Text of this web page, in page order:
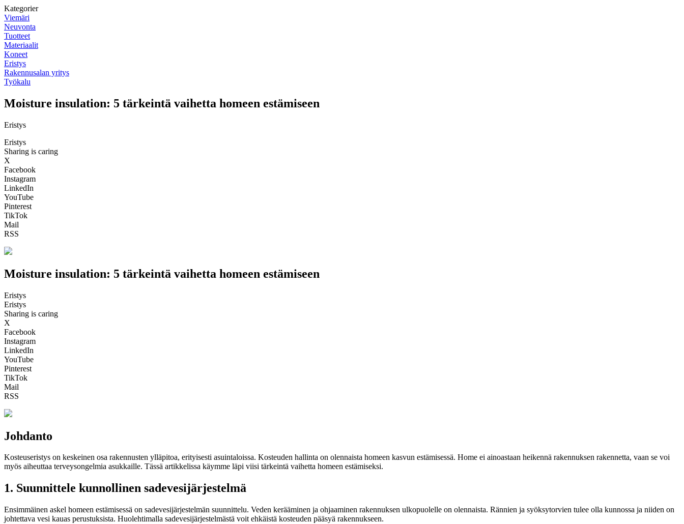
Kategorier
Viemäri
Neuvonta
Tuotteet
Materiaalit
Koneet
Eristys
Rakennusalan yritys
Työkalu
Moisture insulation: 5 tärkeintä vaihetta homeen estämiseen
Eristys
Eristys
Sharing is caring
X
Facebook
Instagram
LinkedIn
YouTube
Pinterest
TikTok
Mail
RSS
Moisture insulation: 5 tärkeintä vaihetta homeen estämiseen
Eristys
Eristys
Sharing is caring
X
Facebook
Instagram
LinkedIn
YouTube
Pinterest
TikTok
Mail
RSS
Johdanto
Kosteuseristys on keskeinen osa rakennusten ylläpitoa, erityisesti asuintaloissa. Kosteuden hallinta on olennaista homeen kasvun estämisessä. Home ei ainoastaan heikennä rakennuksen rakennetta, vaan se voi
myös aiheuttaa terveysongelmia asukkaille. Tässä artikkelissa käymme läpi viisi tärkeintä vaihetta homeen estämiseksi.
1. Suunnittele kunnollinen sadevesijärjestelmä
Ensimmäinen askel homeen estämisessä on sadevesijärjestelmän suunnittelu. Veden kerääminen ja ohjaaminen rakennuksen ulkopuolelle on olennaista. Rännien ja syöksytorvien tulee olla kunnossa ja niiden on
johtettava vesi kauas perustuksista. Huolehtimalla sadevesijärjestelmästä voit ehkäistä kosteuden pääsyä rakennukseen.